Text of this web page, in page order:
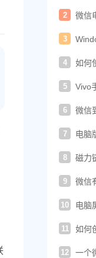
2
微信
3
4
如何
5
Vivo
6
微信
7
电脑
8
磁力
9
微信
10
电脑
11
如何
12
一个